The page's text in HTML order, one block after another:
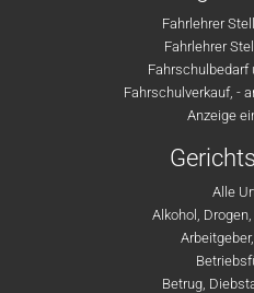
Fahrlehrer
Fahrlehrer
Fahrschulbedarf
Fahrschulverkauf, -
Anzeige
Alle
Alkohol,
Betrug,